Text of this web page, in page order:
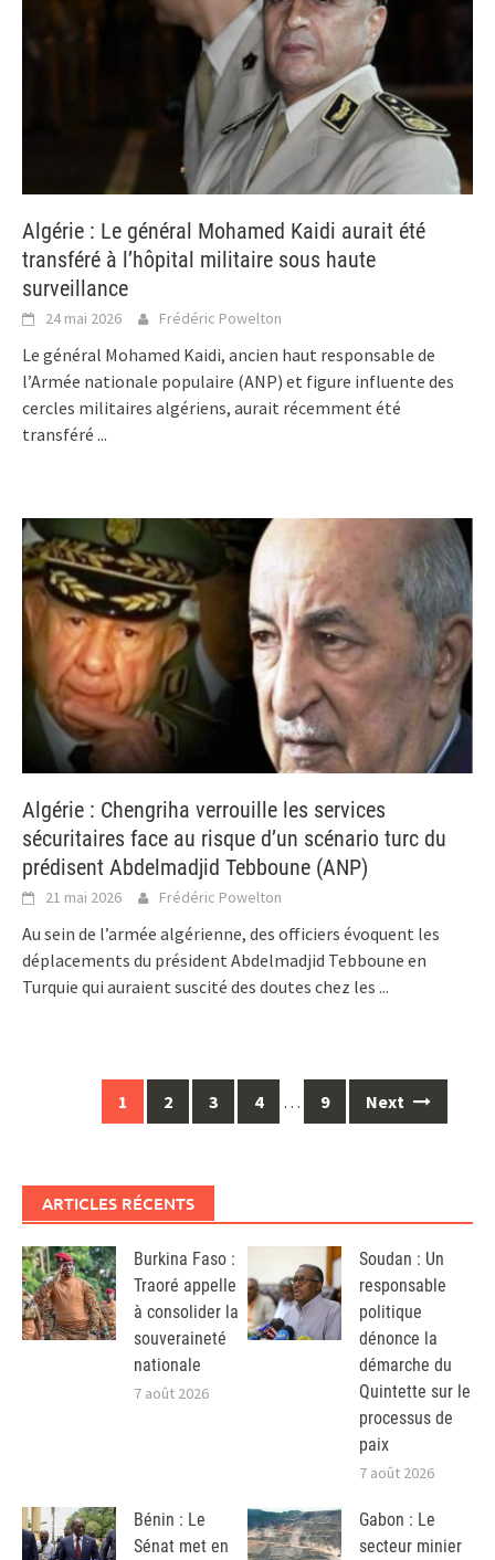
Algérie : Le général Mohamed Kaidi aurait été
transféré à l’hôpital militaire sous haute
surveillance
24 mai 2026 Frédéric Powelton
Le général Mohamed Kaidi, ancien haut responsable de
l’Armée nationale populaire (ANP) et figure influente des
cercles militaires algériens, aurait récemment été
transféré ...
Algérie : Chengriha verrouille les services
sécuritaires face au risque d’un scénario turc du
prédisent Abdelmadjid Tebboune (ANP)
21 mai 2026 Frédéric Powelton
Au sein de l’armée algérienne, des officiers évoquent les
déplacements du président Abdelmadjid Tebboune en
Turquie qui auraient suscité des doutes chez les ...
navigation
1 2 3 4 … 9 Next
ARTICLES RÉCENTS
Burkina Faso :
Traoré appelle
à consolider la
souveraineté
nationale
7 août 2026
Soudan : Un
responsable
politique
dénonce la
démarche du
Quintette sur le
processus de
paix
7 août 2026
Bénin : Le
Sénat met en
Gabon : Le
secteur minier